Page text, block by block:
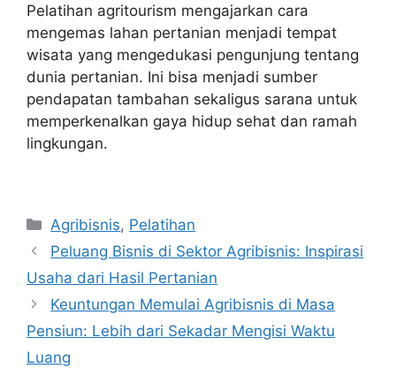
Pelatihan agritourism mengajarkan cara
mengemas lahan pertanian menjadi tempat
wisata yang mengedukasi pengunjung tentang
dunia pertanian. Ini bisa menjadi sumber
pendapatan tambahan sekaligus sarana untuk
memperkenalkan gaya hidup sehat dan ramah
lingkungan.
Categories
Agribisnis, Pelatihan
Peluang Bisnis di Sektor Agribisnis: Inspirasi
Usaha dari Hasil Pertanian
Keuntungan Memulai Agribisnis di Masa
Pensiun: Lebih dari Sekadar Mengisi Waktu
Luang